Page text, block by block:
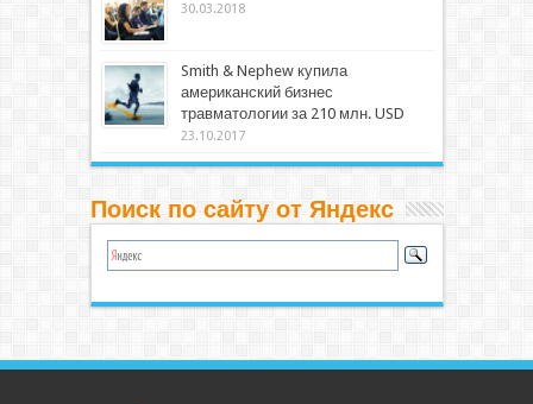
30.03.2018
Smith & Nephew купила
американский бизнес
травматологии за 210 млн. USD
23.10.2017
Поиск по сайту от Яндекс